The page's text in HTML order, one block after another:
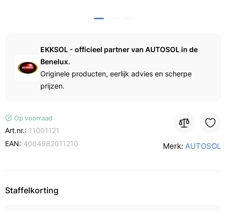
EKKSOL - officieel partner van AUTOSOL in de
Benelux.
Originele producten, eerlijk advies en scherpe
prijzen.
Op voorraad
Art.nr.: 11001121
EAN: 4004982011210 Merk: AUTOSOL
Staffelkorting